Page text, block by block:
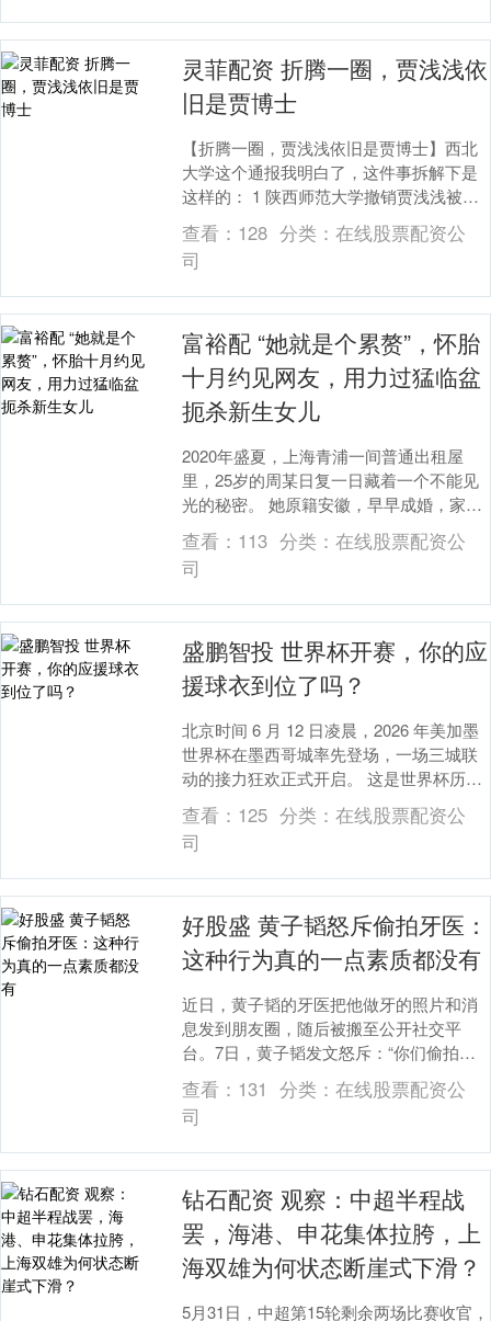
灵菲配资 折腾一圈，贾浅浅依
旧是贾博士
【折腾一圈，贾浅浅依旧是贾博士】西北
大学这个通报我明白了，这件事拆解下是
这样的： 1 陕西师范大学撤销贾浅浅被的
硕士学历和学位 2 西北大学撤销贾浅浅的
副教授职....
查看： 128 分类： 在线股票配资公
司
富裕配 “她就是个累赘”，怀胎
十月约见网友，用力过猛临盆
扼杀新生女儿
2020年盛夏，上海青浦一间普通出租屋
里，25岁的周某日复一日藏着一个不能见
光的秘密。 她原籍安徽，早早成婚，家中
已有孩子，平淡无味的婚姻生活让她心生
倦怠，常年....
查看： 113 分类： 在线股票配资公
司
盛鹏智投 世界杯开赛，你的应
援球衣到位了吗？
北京时间 6 月 12 日凌晨，2026 年美加墨
世界杯在墨西哥城率先登场，一场三城联
动的接力狂欢正式开启。 这是世界杯历史
上首次由墨西哥、加拿大与美国三国联
合....
查看： 125 分类： 在线股票配资公
司
好股盛 黄子韬怒斥偷拍牙医：
这种行为真的一点素质都没有
近日，黄子韬的牙医把他做牙的照片和消
息发到朋友圈，随后被搬至公开社交平
台。7日，黄子韬发文怒斥：“你们偷拍
我，不经我同意发这种隐私的东西。我是
谁干什么的，都不重....
查看： 131 分类： 在线股票配资公
司
钻石配资 观察：中超半程战
罢，海港、申花集体拉胯，上
海双雄为何状态断崖式下滑？
5月31日，中超第15轮剩余两场比赛收官，